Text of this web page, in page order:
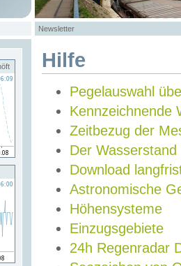
Newsletter
Hilfe
Pegelauswahl
Kennzeichnende
Zeitbezug der
Der Wasserstand
Download
Astronomische
Höhensysteme
Einzugsgebiete
24h Regenradar